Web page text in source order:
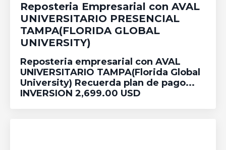
Reposteria Empresarial con AVAL
UNIVERSITARIO PRESENCIAL
TAMPA(FLORIDA GLOBAL
UNIVERSITY)
Reposteria empresarial con AVAL
UNIVERSITARIO TAMPA(Florida Global
University) Recuerda plan de pago...
INVERSION 2,699.00 USD